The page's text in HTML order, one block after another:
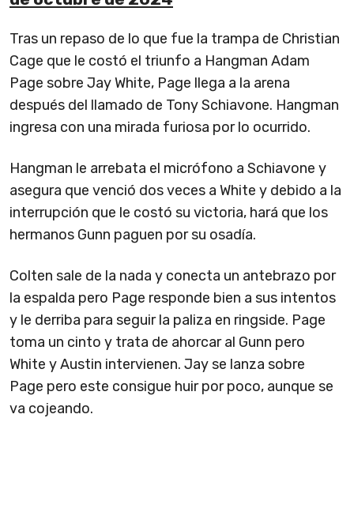
Tras un repaso de lo que fue la trampa de Christian
Cage que le costó el triunfo a Hangman Adam
Page sobre Jay White, Page llega a la arena
después del llamado de Tony Schiavone. Hangman
ingresa con una mirada furiosa por lo ocurrido.
Hangman le arrebata el micrófono a Schiavone y
asegura que venció dos veces a White y debido a la
interrupción que le costó su victoria, hará que los
hermanos Gunn paguen por su osadía.
Colten sale de la nada y conecta un antebrazo por
la espalda pero Page responde bien a sus intentos
y le derriba para seguir la paliza en ringside. Page
toma un cinto y trata de ahorcar al Gunn pero
White y Austin intervienen. Jay se lanza sobre
Page pero este consigue huir por poco, aunque se
va cojeando.